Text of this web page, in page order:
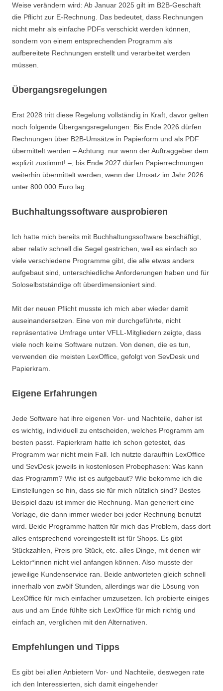
Weise verändern wird: Ab Januar 2025 gilt im B2B-Geschäft
die Pflicht zur E-Rechnung. Das bedeutet, dass Rechnungen
nicht mehr als einfache PDFs verschickt werden können,
sondern von einem entsprechenden Programm als
aufbereitete Rechnungen erstellt und verarbeitet werden
müssen.
Übergangsregelungen
Erst 2028 tritt diese Regelung vollständig in Kraft, davor gelten
noch folgende Übergangsregelungen: Bis Ende 2026 dürfen
Rechnungen über B2B-Umsätze in Papierform und als PDF
übermittelt werden – Achtung: nur wenn der Auftraggeber dem
explizit zustimmt! –; bis Ende 2027 dürfen Papierrechnungen
weiterhin übermittelt werden, wenn der Umsatz im Jahr 2026
unter 800.000 Euro lag.
Buchhaltungssoftware ausprobieren
Ich hatte mich bereits mit Buchhaltungssoftware beschäftigt,
aber relativ schnell die Segel gestrichen, weil es einfach so
viele verschiedene Programme gibt, die alle etwas anders
aufgebaut sind, unterschiedliche Anforderungen haben und für
Soloselbstständige oft überdimensioniert sind.
Mit der neuen Pflicht musste ich mich aber wieder damit
auseinandersetzen. Eine von mir durchgeführte, nicht
repräsentative Umfrage unter VFLL-Mitgliedern zeigte, dass
viele noch keine Software nutzen. Von denen, die es tun,
verwenden die meisten LexOffice, gefolgt von SevDesk und
Papierkram.
Eigene Erfahrungen
Jede Software hat ihre eigenen Vor- und Nachteile, daher ist
es wichtig, individuell zu entscheiden, welches Programm am
besten passt. Papierkram hatte ich schon getestet, das
Programm war nicht mein Fall. Ich nutzte daraufhin LexOffice
und SevDesk jeweils in kostenlosen Probephasen: Was kann
das Programm? Wie ist es aufgebaut? Wie bekomme ich die
Einstellungen so hin, dass sie für mich nützlich sind? Bestes
Beispiel dazu ist immer die Rechnung. Man generiert eine
Vorlage, die dann immer wieder bei jeder Rechnung benutzt
wird. Beide Programme hatten für mich das Problem, dass dort
alles entsprechend voreingestellt ist für Shops. Es gibt
Stückzahlen, Preis pro Stück, etc. alles Dinge, mit denen wir
Lektor*innen nicht viel anfangen können. Also musste der
jeweilige Kundenservice ran. Beide antworteten gleich schnell
innerhalb von zwölf Stunden, allerdings war die Lösung von
LexOffice für mich einfacher umzusetzen. Ich probierte einiges
aus und am Ende fühlte sich LexOffice für mich richtig und
einfach an, verglichen mit den Alternativen.
Empfehlungen und Tipps
Es gibt bei allen Anbietern Vor- und Nachteile, deswegen rate
ich den Interessierten, sich damit eingehender